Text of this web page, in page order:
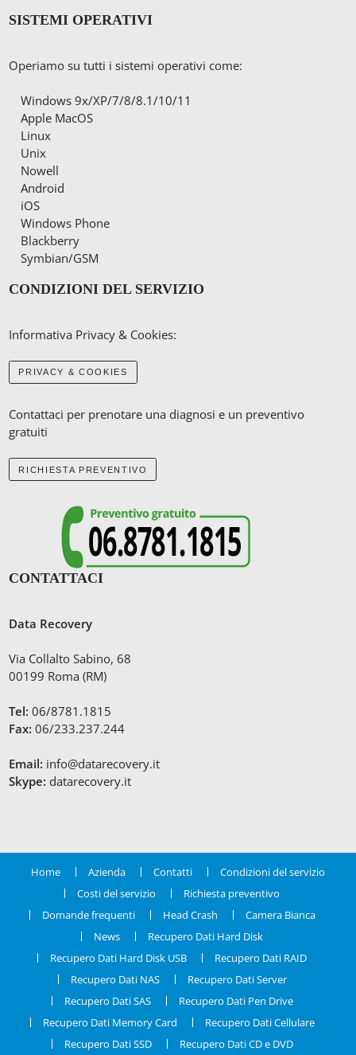
SISTEMI OPERATIVI
Operiamo su tutti i sistemi operativi come:
Windows 9x/XP/7/8/8.1/10/11
Apple MacOS
Linux
Unix
Nowell
Android
iOS
Windows Phone
Blackberry
Symbian/GSM
CONDIZIONI DEL SERVIZIO
Informativa Privacy & Cookies:
PRIVACY & COOKIES
Contattaci per prenotare una diagnosi e un preventivo
gratuiti
RICHIESTA PREVENTIVO
CONTATTACI
Data Recovery
Via Collalto Sabino, 68
00199 Roma (RM)
Tel: 06/8781.1815
Fax: 06/233.237.244
Email: info@datarecovery.it
Skype: datarecovery.it
Home Azienda Contatti
Condizioni del servizio
Costi del servizio
Richiesta preventivo
Domande frequenti
Head Crash
Camera Bianca
News
Recupero Dati Hard Disk
Recupero Dati Hard Disk USB
Recupero Dati RAID
Recupero Dati NAS
Recupero Dati Server
Recupero Dati SAS
Recupero Dati Pen Drive
Recupero Dati Memory Card
Recupero Dati Cellulare
Recupero Dati SSD
Recupero Dati CD e DVD